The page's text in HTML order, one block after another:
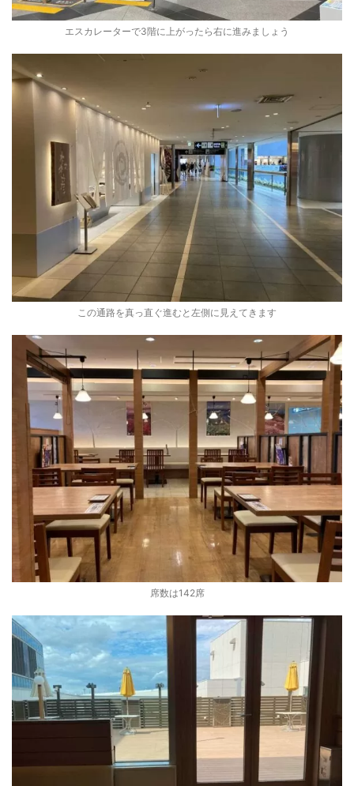
エスカレーターで3階に上がったら右に進みましょう
この通路を真っ直ぐ進むと左側に見えてきます
席数は142席